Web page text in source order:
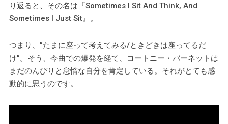
り返ると、その名は『Sometimes I Sit And Think, And
Sometimes I Just Sit』。
つまり、”たまに座って考えてみる/ときどきは座ってるだ
け”。そう、今曲での爆発を経て、コートニー・バーネットは
まだのんびりと怠惰な自分を肯定している。それがとても感
動的に思うのです。